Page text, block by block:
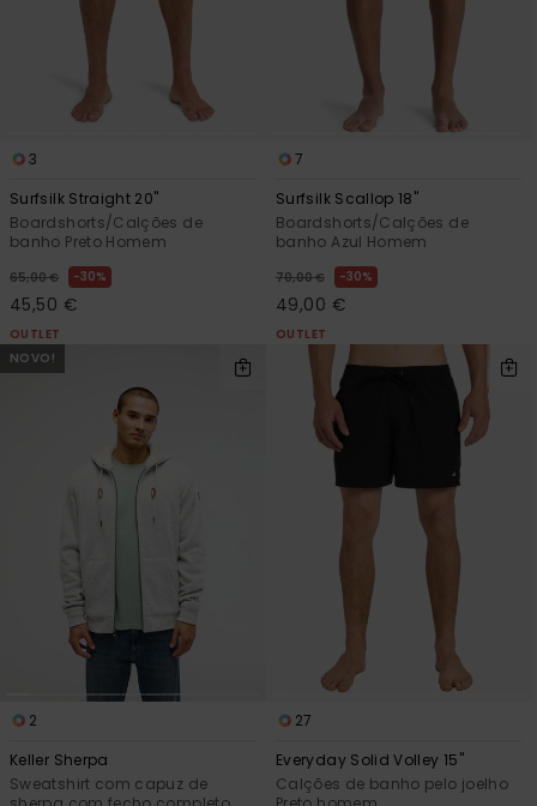
3
Surfsilk Straight 20"
Boardshorts/Calções de
banho Preto Homem
65,00 € 30%
45,50 €
OUTLET
7
Surfsilk Scallop 18"
Boardshorts/Calções de
banho Azul Homem
70,00 € 30%
49,00 €
OUTLET
NOVO!
2
Keller Sherpa
Sweatshirt com capuz de
27
Everyday Solid Volley 15"
Calções de banho pelo joelho